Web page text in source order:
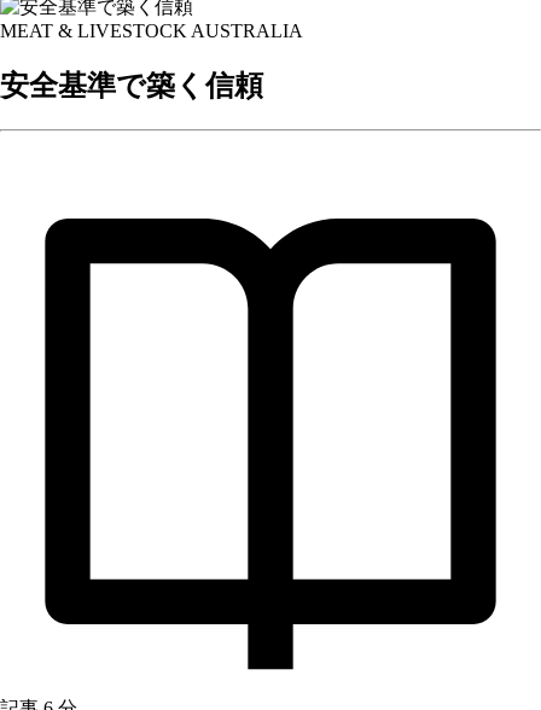
MEAT & LIVESTOCK AUSTRALIA
安全基準で築く信頼